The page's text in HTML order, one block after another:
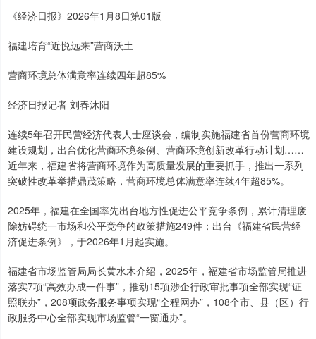
《经济日报》2026年1月8日第01版
福建培育“近悦远来”营商沃土
营商环境总体满意率连续四年超85%
经济日报记者 刘春沐阳
连续5年召开民营经济代表人士座谈会，编制实施福建省首份营商环境
建设规划，出台优化营商环境条例、营商环境创新改革行动计划……
近年来，福建省将营商环境作为高质量发展的重要抓手，推出一系列
突破性改革举措鼎茂策略，营商环境总体满意率连续4年超85%。
2025年，福建在全国率先出台地方性促进公平竞争条例，累计清理废
除妨碍统一市场和公平竞争的政策措施249件；出台《福建省民营经
济促进条例》，于2026年1月起实施。
福建省市场监管局局长黄水木介绍，2025年，福建省市场监管局推进
落实7项“高效办成一件事”，推动15项涉企行政审批事项全部实现“证
照联办”，208项政务服务事项实现“全程网办”，108个市、县（区）行
政服务中心全部实现市场监管“一窗通办”。